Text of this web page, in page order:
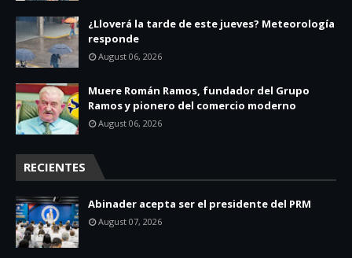
¿Lloverá la tarde de este jueves? Meteorología
responde
August 06, 2026
Muere Román Ramos, fundador del Grupo
Ramos y pionero del comercio moderno
August 06, 2026
RECIENTES
Abinader acepta ser el presidente del PRM
August 07, 2026